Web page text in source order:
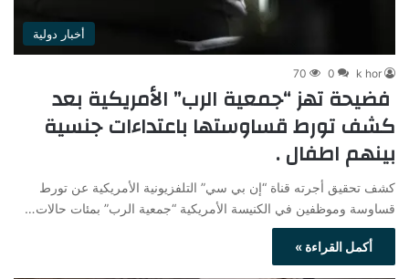
أخبار دولية
k hor
0
70
فضيحة تهز “جمعية الرب” الأمريكية بعد
كشف تورط قساوستها باعتداءات جنسية
بينهم اطفال .
كشف تحقيق أجرته قناة “إن بي سي” التلفزيونية الأمريكية عن تورط
قساوسة وموظفين في الكنيسة الأمريكية “جمعية الرب” بمئات حالات…
أكمل القراءة »